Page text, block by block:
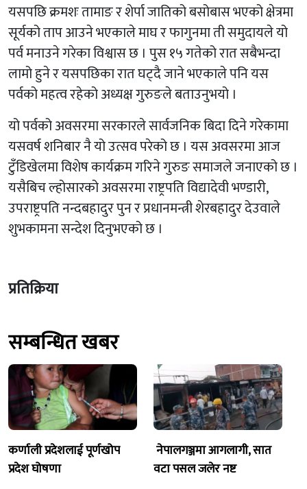
यसपछि क्रमशः तामाङ र शेर्पा जातिको बसोबास भएको क्षेत्रमा
सूर्यको ताप आउने भएकाले माघ र फागुनमा ती समुदायले यो
पर्व मनाउने गरेका विश्वास छ । पुस १५ गतेको रात सबैभन्दा
लामो हुने र यसपछिका रात घट्दै जाने भएकाले पनि यस
पर्वको महत्व रहेको अध्यक्ष गुरुङले बताउनुभयो ।
यो पर्वको अवसरमा सरकारले सार्वजनिक बिदा दिने गरेकामा
यसवर्ष शनिबार नै यो उत्सव परेको छ । यस अवसरमा आज
टुँडिखेलमा विशेष कार्यक्रम गरिने गुरुङ समाजले जनाएको छ ।
यसैबिच ल्होसारको अवसरमा राष्ट्रपति विद्यादेवी भण्डारी,
उपराष्ट्रपति नन्दबहादुर पुन र प्रधानमन्त्री शेरबहादुर देउवाले
शुभकामना सन्देश दिनुभएको छ ।
प्रतिक्रिया
सम्बन्धित खबर
कर्णाली प्रदेशलाई पूर्णखोप
प्रदेश घोषणा
नेपालगञ्जमा आगलागी, सात
वटा पसल जलेर नष्ट